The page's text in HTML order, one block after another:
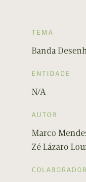
TEMA
Banda
ENTIDADE
N/A
AUTOR
Marco
Zé Lázaro